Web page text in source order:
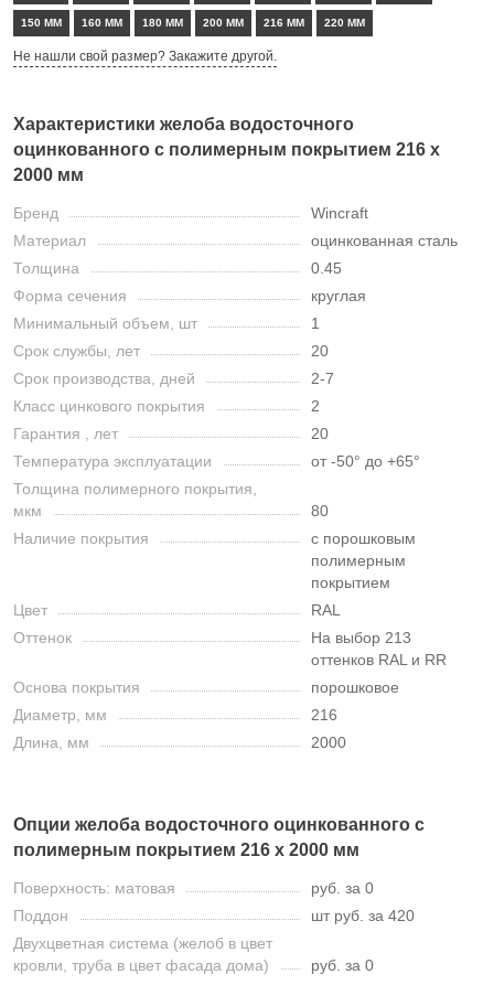
150 ММ 160 ММ 180 ММ 200 ММ 216 ММ 220 ММ
Не нашли свой размер? Закажите другой.
Характеристики желоба водосточного
оцинкованного с полимерным покрытием 216 х
2000 мм
Бренд
Wincraft
Материал
оцинкованная сталь
Толщина
0.45
Форма сечения
круглая
Минимальный объем, шт
1
Срок службы, лет
20
Срок производства, дней
2-7
Класс цинкового покрытия
2
Гарантия , лет
20
Температура эксплуатации
от -50° до +65°
Толщина полимерного покрытия,
мкм
80
Наличие покрытия
с порошковым
полимерным
покрытием
Цвет
RAL
Оттенок
На выбор 213
оттенков RAL и RR
Основа покрытия
порошковое
Диаметр, мм
216
Длина, мм
2000
Опции желоба водосточного оцинкованного с
полимерным покрытием 216 х 2000 мм
Поверхность: матовая
руб. за 0
Поддон
шт руб. за 420
Двухцветная система (желоб в цвет
кровли, труба в цвет фасада дома)
руб. за 0